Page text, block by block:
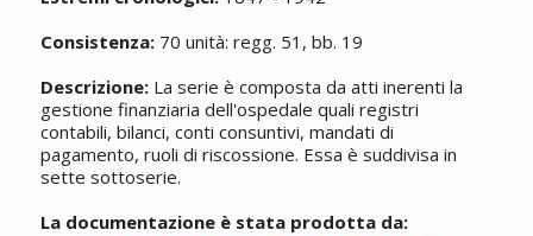
Consistenza:70 unità: regg. 51, bb. 19
Descrizione:La serie è composta da atti inerenti la
gestione finanziaria dell'ospedale quali registri
contabili, bilanci, conti consuntivi, mandati di
pagamento, ruoli di riscossione. Essa è suddivisa in
sette sottoserie.
La documentazione è stata prodotta da: